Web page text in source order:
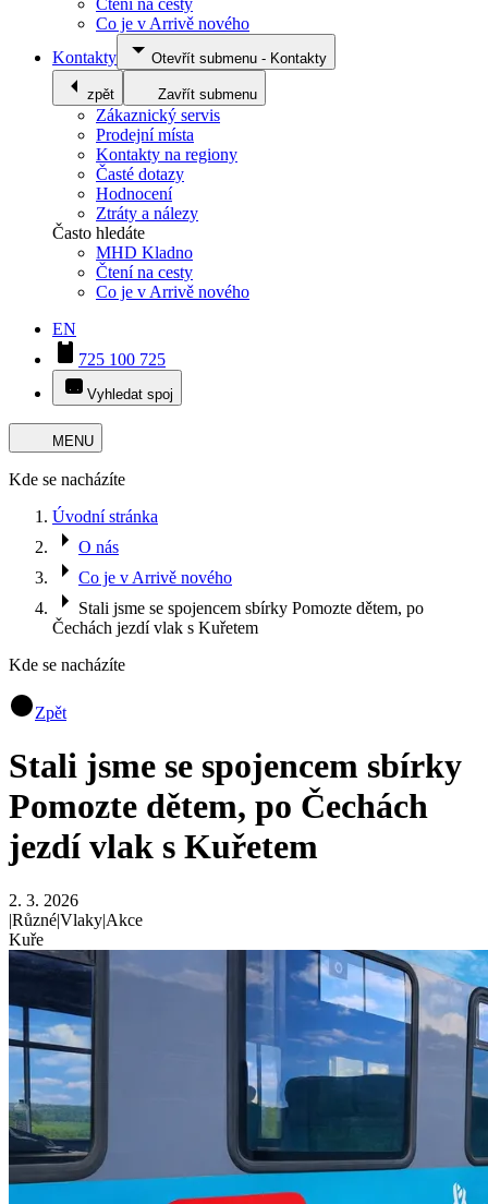
Co je v Arrivě nového
Kontakty
Otevřít submenu - Kontakty
zpět Zavřít submenu
Zákaznický servis
Prodejní místa
Kontakty na regiony
Časté dotazy
Hodnocení
Ztráty a nálezy
Často hledáte
MHD Kladno
Čtení na cesty
Co je v Arrivě nového
EN
725 100 725
Vyhledat spoj
MENU
Kde se nacházíte
Úvodní stránka
O nás
Co je v Arrivě nového
Stali jsme se spojencem sbírky Pomozte dětem, po
Čechách jezdí vlak s Kuřetem
Kde se nacházíte
Zpět
Stali jsme se spojencem sbírky
Pomozte dětem, po Čechách
jezdí vlak s Kuřetem
2. 3. 2026
|Různé|Vlaky|Akce
Kuře